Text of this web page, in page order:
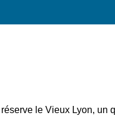
le Vieux Lyon, un